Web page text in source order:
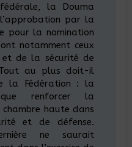
fédérale, la Douma
par la
pour la nomination
notamment ceux
et de la sécurité de
au plus doit-il
la Fédération : la
renforcer la
haute dans
et de défense.
ne saurait